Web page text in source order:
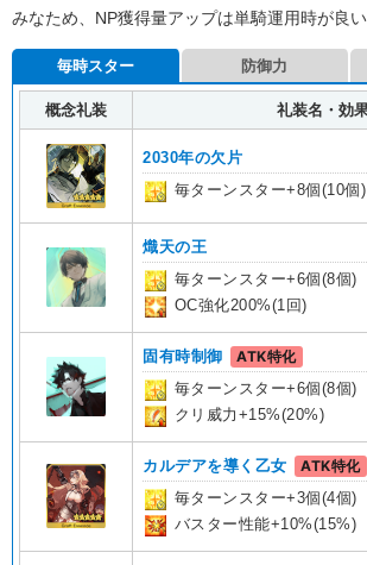
みなため、NP獲得量アップは単騎運用時が良い
毎時スター 防御力
概念礼装 礼装名・効
2030年の欠片
毎ターンスター+8個(10個)
熾天の王
毎ターンスター+6個(8個)
OC強化200%(1回)
固有時制御
ATK特化
毎ターンスター+6個(8個)
クリ威力+15%(20%)
カルデアを導く乙女
ATK特化
毎ターンスター+3個(4個)
バスター性能+10%(15%)